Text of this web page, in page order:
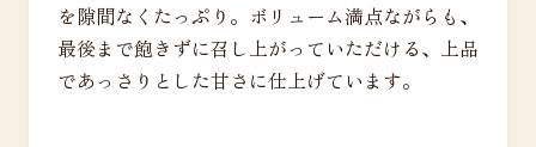
を隙間なくたっぷり。ボリューム満点ながらも、
最後まで飽きずに召し上がっていただける、上品
であっさりとした甘さに仕上げています。